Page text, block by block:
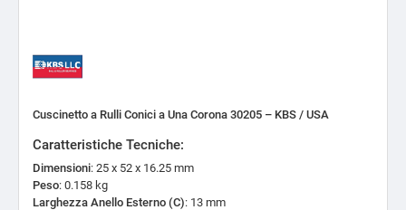
Cuscinetto a Rulli Conici a Una Corona 30205 – KBS / USA
Caratteristiche Tecniche:
Dimensioni: 25 x 52 x 16.25 mm
Peso: 0.158 kg
Larghezza Anello Esterno (C): 13 mm